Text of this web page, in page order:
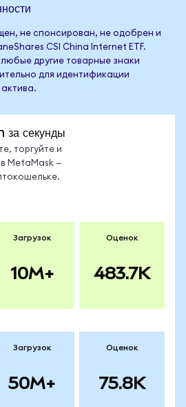
не спонсирован, не одобрен и
CSI China Internet ETF.
другие товарные знаки
для идентификации
за секунды
торгуйте и
MetaMask —
Загрузок
10M+
Оценок
483.7K
Загрузок
50M+
Оценок
75.8K